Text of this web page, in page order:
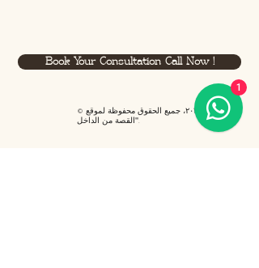
Book Your Consultation Call Now !
© ٢٠٢٣، جميع الحقوق محفوظة لموقع
"القصة من الداخل".
1